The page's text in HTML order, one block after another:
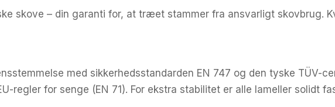
skove – din garanti for, at træet stammer fra ansvarligt skovbrug.
med sikkerhedsstandarden EN 747 og den tyske TÜV-
regler for senge (EN 71). For ekstra stabilitet er alle lameller solidt